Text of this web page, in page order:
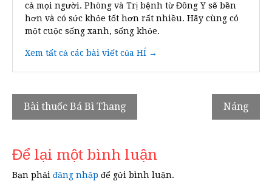
cả mọi người. Phòng và Trị bệnh từ Đông Y sẽ bền
hơn và có sức khỏe tốt hơn rất nhiều. Hãy cùng có
một cuộc sống xanh, sống khỏe.
Xem tất cả các bài viết của HÍ →
Điều
hướng
bài
viết
Bài thuốc Bá Bì Thang Náng
Để lại một bình luận
Bạn phải đăng nhập để gửi bình luận.